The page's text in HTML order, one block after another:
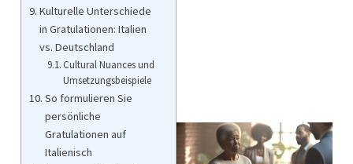
Kulturelle Unterschiede
in Gratulationen: Italien
vs. Deutschland
Cultural Nuances und
Umsetzungsbeispiele
So formulieren Sie
persönliche
Gratulationen auf
Italienisch